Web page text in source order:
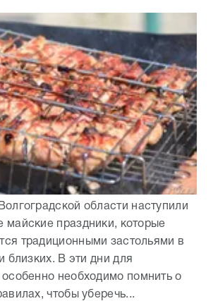
области наступили
майские праздники, которые
традиционными застольями в
близких. В эти дни для
особенно необходимо помнить о
чтобы уберечь...